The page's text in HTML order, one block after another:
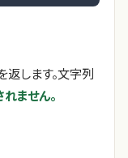
返します。文字列
ません。